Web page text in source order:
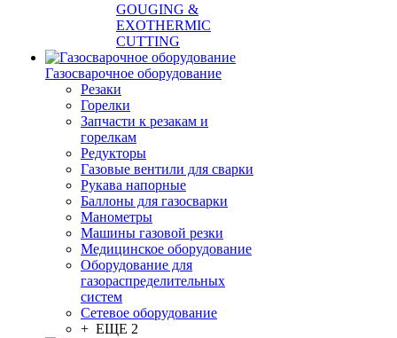
GOUGING &
EXOTHERMIC
CUTTING
Газосварочное оборудование
Резаки
Горелки
Запчасти к резакам и
горелкам
Редукторы
Газовые вентили для сварки
Рукава напорные
Баллоны для газосварки
Манометры
Машины газовой резки
Медицинское оборудование
Оборудование для
газораспределительных
систем
Сетевое оборудование
+ ЕЩЕ 2